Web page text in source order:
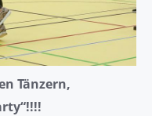
Tänzern,